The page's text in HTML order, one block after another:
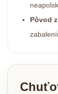
Pôvod